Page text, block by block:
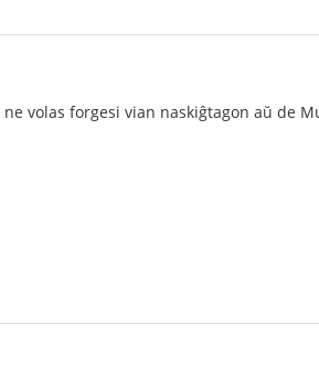
volas forgesi vian naskiĝtagon aŭ de